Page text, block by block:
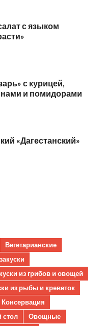
с языком
с курицей,
и помидорами
«Дагестанский»
Вегетарианские
из грибов и овощей
из рыбы и креветок
Консервация
стол
Овощные